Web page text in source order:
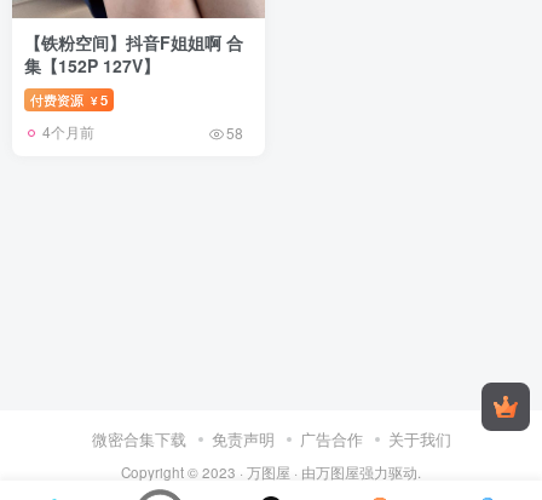
【铁粉空间】抖音F姐姐啊 合
集【152P 127V】
付费资源 ¥5
4个月前 58
微密合集下载 免责声明 广告合作 关于我们
Copyright © 2023 · 万图屋 · 由万图屋强力驱动.